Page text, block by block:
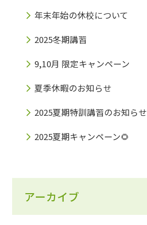
年末年始の休校について
2025冬期講習
9,10月 限定キャンペーン
夏季休暇のお知らせ
2025夏期特訓講習のお知らせ
2025夏期キャンペーン🌻
アーカイブ